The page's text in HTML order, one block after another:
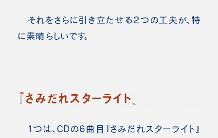
それをさらに引き立たせる２つの工夫が、特
に素晴らしいです。
『さみだれスターライト』
1つは、CDの6曲目『さみだれスターライト』